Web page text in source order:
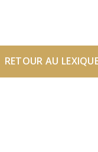
RETOUR AU